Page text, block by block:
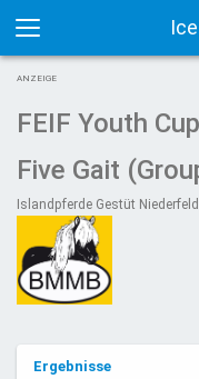
Toggle
navigation
ANZEIGE
FEIF Youth
Five Gait
Islandpferde Gestüt Niederfeld
Ergebnisse